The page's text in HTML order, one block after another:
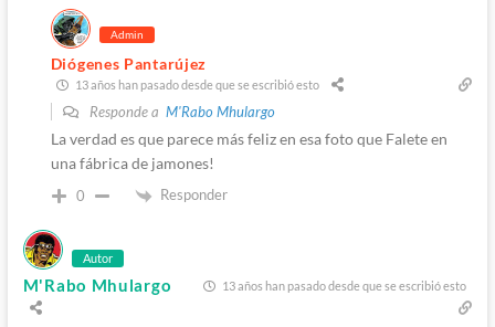
Admin
Diógenes Pantarújez
13 años han pasado desde que se escribió esto
Responde a M'Rabo Mhulargo
La verdad es que parece más feliz en esa foto que Falete en
una fábrica de jamones!
0 Responder
Autor
M'Rabo Mhulargo 13 años han pasado desde que se escribió esto